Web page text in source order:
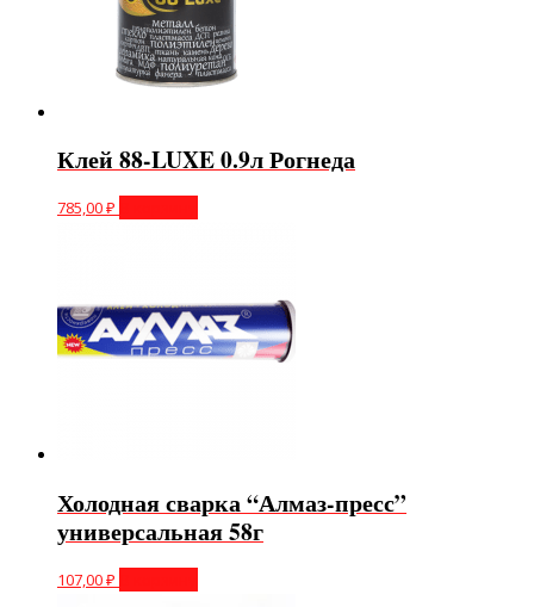
Клей 88-LUXE 0.9л Рогнеда
785,00₽
Холодная сварка “Алмаз-пресс”
универсальная 58г
107,00₽